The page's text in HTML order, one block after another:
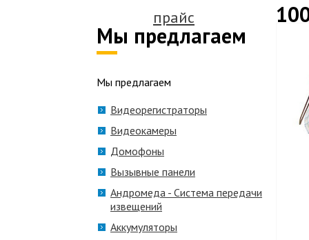
прайс
Мы предлагаем
Мы предлагаем
Видеорегистраторы
Видеокамеры
Домофоны
Вызывные панели
Андромеда - Система передачи
извещений
Аккумуляторы